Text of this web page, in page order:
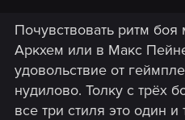
Почувствовать ритм
Аркхем или в Макс
удовольствие от
нудилово. Толку с трёх
все три стиля это один